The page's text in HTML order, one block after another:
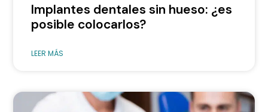
Implantes dentales sin hueso: ¿es
posible colocarlos?
LEER MÁS